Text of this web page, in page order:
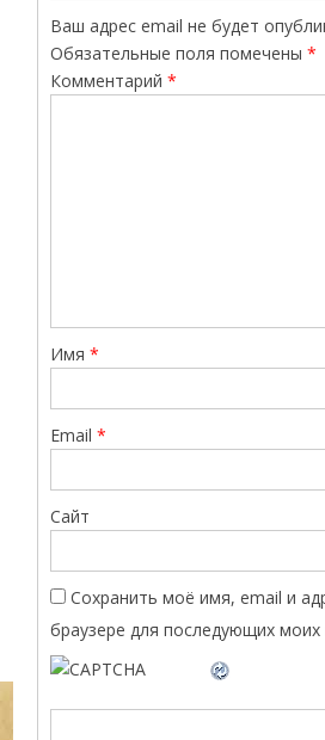
Ваш адрес email не будет
Обязательные поля помечены*
Комментарий*
Имя*
Email*
Сайт
Сохранить моё имя, email и
браузере для последующих